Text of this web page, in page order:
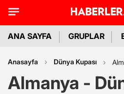
ANA SAYFA GRUPLAR
Anasayfa Dünya Kupası
Almanya -